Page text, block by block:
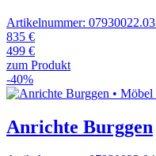
Artikelnummer:
835 €
499 €
zum Produkt
-40%
Anrichte Burggen